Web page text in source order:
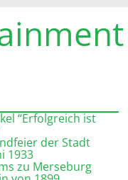
“Erfolgreich ist
der Stadt
1933
zu Merseburg